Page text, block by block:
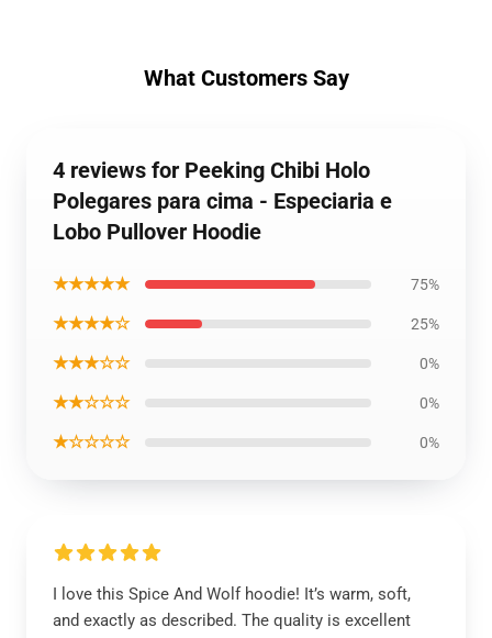
What Customers Say
4 reviews for Peeking Chibi Holo
Polegares para cima - Especiaria e
Lobo Pullover Hoodie
★★★★★ 75%
★★★★☆ 25%
★★★☆☆ 0%
★★☆☆☆ 0%
★☆☆☆☆ 0%
I love this Spice And Wolf hoodie! It’s warm, soft,
and exactly as described. The quality is excellent